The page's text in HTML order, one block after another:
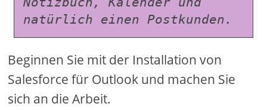
natürlich einen Postkunden.
Beginnen Sie mit der Installation von
Salesforce für Outlook und machen Sie
sich an die Arbeit.